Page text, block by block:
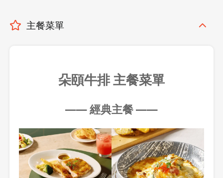
主餐菜單
朵頤牛排 主餐菜單
——經典主餐——